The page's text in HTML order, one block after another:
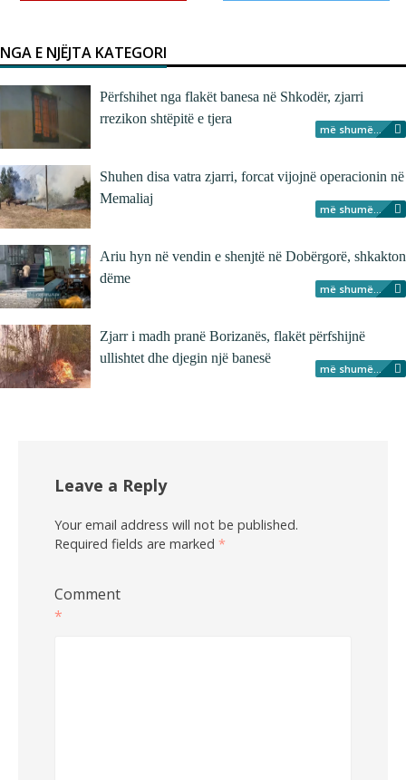
NGA E NJËJTA KATEGORI
Përfshihet nga flakët banesa në Shkodër, zjarri
rrezikon shtëpitë e tjera
më shumë...
Shuhen disa vatra zjarri, forcat vijojnë operacionin në
Memaliaj
më shumë...
Ariu hyn në vendin e shenjtë në Dobërgorë, shkakton
dëme
më shumë...
Zjarr i madh pranë Borizanës, flakët përfshijnë
ullishtet dhe djegin një banesë
më shumë...
Leave a Reply
Your email address will not be published.
Required fields are marked *
Comment
*